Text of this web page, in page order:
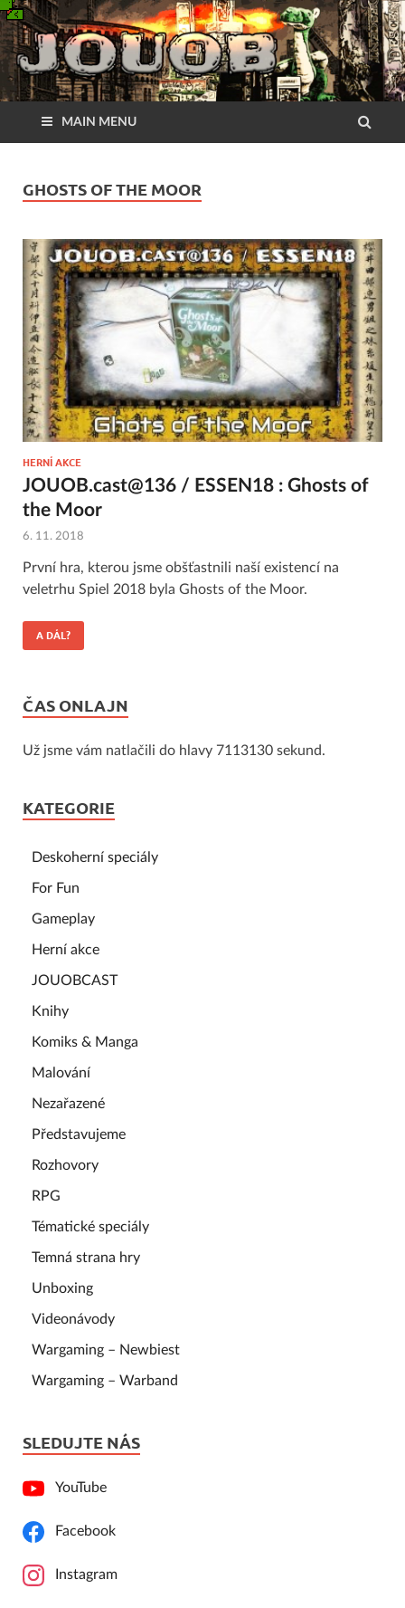
MAIN MENU
GHOSTS OF THE MOOR
HERNÍ AKCE
JOUOB.cast@136 / ESSEN18 : Ghosts of
the Moor
6. 11. 2018
První hra, kterou jsme obšťastnili naší existencí na
veletrhu Spiel 2018 byla Ghosts of the Moor.
A DÁL?
ČAS ONLAJN
Už jsme vám natlačili do hlavy 7113130 sekund.
KATEGORIE
Deskoherní speciály
For Fun
Gameplay
Herní akce
JOUOBCAST
Knihy
Komiks & Manga
Malování
Nezařazené
Představujeme
Rozhovory
RPG
Tématické speciály
Temná strana hry
Unboxing
Videonávody
Wargaming – Newbiest
Wargaming – Warband
SLEDUJTE NÁS
YouTube
Facebook
Instagram